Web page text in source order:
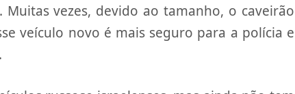
vezes, devido ao tamanho, o caveirão
veículo novo é mais seguro para a polícia e